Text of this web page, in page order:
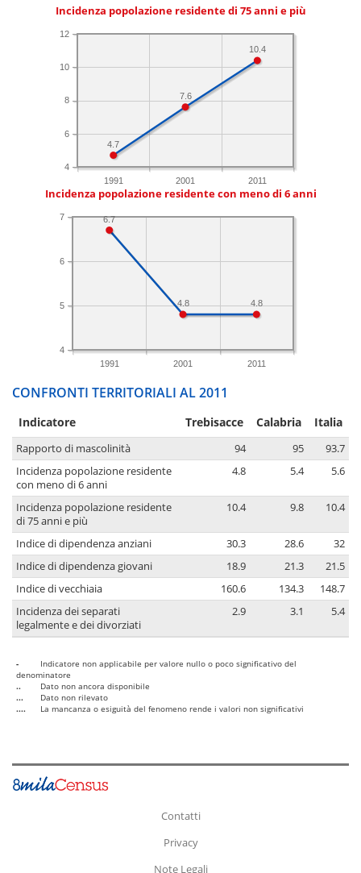
Incidenza popolazione residente di 75 anni e più
1991 2001 2011
4
6
8
10
12
10.4
7.6
4.7
Incidenza popolazione residente con meno di 6 anni
1991 2001 2011
4
5
6
7
4.8
4.8
6.7
CONFRONTI TERRITORIALI AL 2011
Indicatore Trebisacce Calabria Italia
Rapporto di mascolinità 94 95
93.7
Incidenza popolazione residente
con meno di 6 anni
4.8 5.4 5.6
Incidenza popolazione residente
di 75 anni e più
10.4 9.8 10.4
Indice di dipendenza anziani 30.3 28.6
32
Indice di dipendenza giovani
18.9 21.3
21.5
Indice di vecchiaia
160.6 134.3
148.7
Incidenza dei separati
legalmente e dei divorziati
2.9 3.1 5.4
-
Indicatore non applicabile per valore nullo o poco significativo del
denominatore
..
Dato non ancora disponibile
...
Dato non rilevato
....
La mancanza o esiguità del fenomeno rende i valori non significativi
Contatti
Privacy
Note Legali